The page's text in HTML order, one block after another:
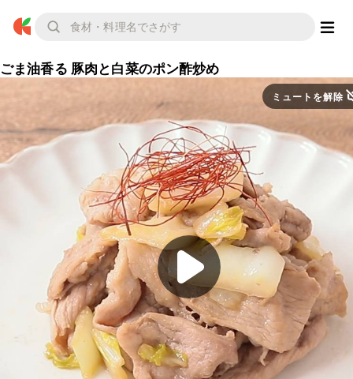
ごま油香る 豚肉と白菜のポン酢炒め
ミュートを解除